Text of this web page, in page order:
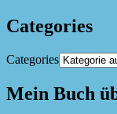
Categories
Categories
Mein Buch